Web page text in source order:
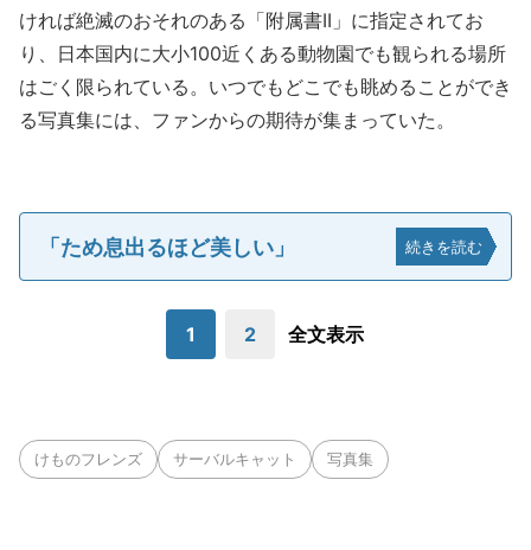
ければ絶滅のおそれのある「附属書II」に指定されてお
り、日本国内に大小100近くある動物園でも観られる場所
はごく限られている。いつでもどこでも眺めることができ
る写真集には、ファンからの期待が集まっていた。
「ため息出るほど美しい」 続きを読む
1 2 全文表示
けものフレンズ サーバルキャット 写真集